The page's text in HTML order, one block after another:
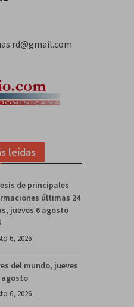
leídas
de principales
últimas 24
jueves 6 agosto
6, 2026
del mundo, jueves
agosto
6, 2026